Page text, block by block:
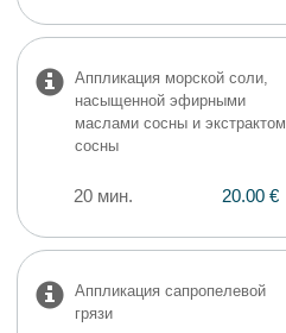
Аппликация морской соли,
насыщенной эфирными
маслами сосны и экстрактом
сосны
20 мин. 20.00 €
Аппликация сапропелевой
грязи